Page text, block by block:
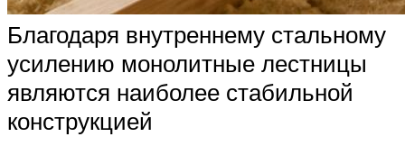
Благодаря внутреннему стальному
усилению монолитные лестницы
являются наиболее стабильной
конструкцией